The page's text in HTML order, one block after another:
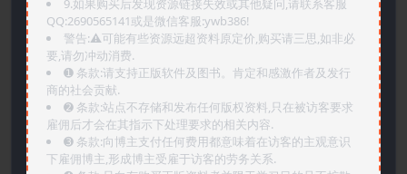
9.如果购买后发现资源链接失效或其他疑问,请联系客服
QQ:2690565141或是微信客服:ywb386!
警告:⚠️可能有些资源远超资料原定价,购买请三思,如非必
要,请勿冲动消费.
➊️ 条款:请支持正版软件及图书。肯定和感激作者及发行
商的社会贡献.
➋️ 条款:站点不存储和发布任何版权资料,只在被访客要求
雇佣后才会在其指示下处理要求的相关内容.
➌️ 条款:向博主支付任何费用都意味着在访客的主观意识
下雇佣博主,形成博主受雇于访客的劳务关系.